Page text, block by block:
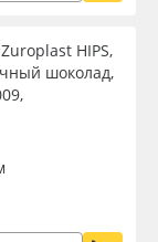
HIPS,
шоколад,